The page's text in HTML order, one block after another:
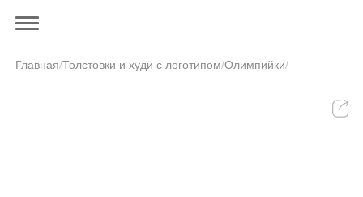
Главная/Толстовки и худи с логотипом/Олимпийки/